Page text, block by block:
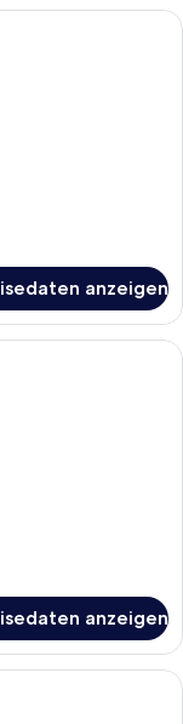
bezogenes Bett mit
anzeigen
mit rotem Teppich,
anzeigen